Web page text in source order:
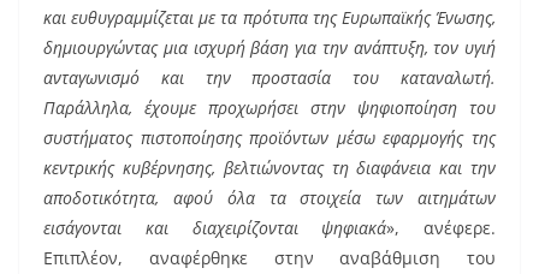
και ευθυγραμμίζεται με τα πρότυπα της Ευρωπαϊκής Ένωσης,
δημιουργώντας μια ισχυρή βάση για την ανάπτυξη, τον υγιή
ανταγωνισμό και την προστασία του καταναλωτή.
Παράλληλα, έχουμε προχωρήσει στην ψηφιοποίηση του
συστήματος πιστοποίησης προϊόντων μέσω εφαρμογής της
κεντρικής κυβέρνησης, βελτιώνοντας τη διαφάνεια και την
αποδοτικότητα, αφού όλα τα στοιχεία των αιτημάτων
εισάγονται και διαχειρίζονται ψηφιακά», ανέφερε.
Επιπλέον, αναφέρθηκε στην αναβάθμιση του